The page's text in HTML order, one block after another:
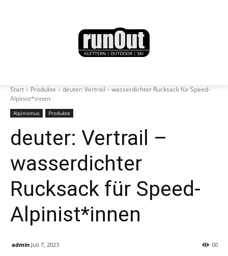
Start Produkte
deuter: Vertrail – wasserdichter Rucksack für Speed-
Alpinist*innen
Alpinismus Produkte
deuter: Vertrail –
wasserdichter
Rucksack für Speed-
Alpinist*innen
admin Juli 7, 2023 0
0